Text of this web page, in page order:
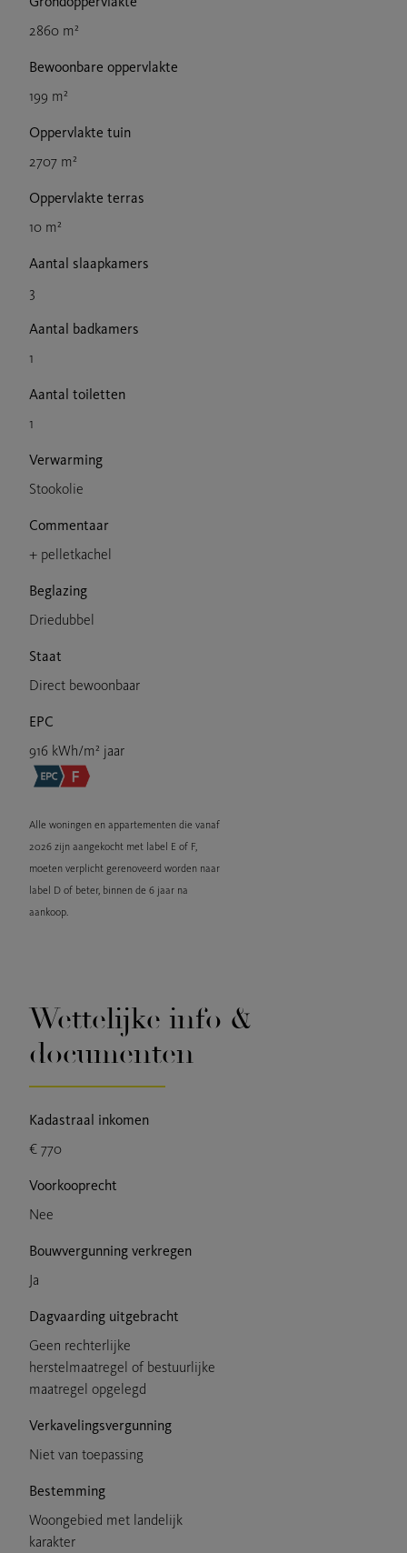
2860 m²
Bewoonbare oppervlakte
199 m²
Oppervlakte tuin
2707 m²
Oppervlakte terras
10 m²
Aantal slaapkamers
3
Aantal badkamers
1
Aantal toiletten
1
Verwarming
Stookolie
Commentaar
+ pelletkachel
Beglazing
Driedubbel
Staat
Direct bewoonbaar
EPC
916 kWh/m² jaar
Alle woningen en appartementen die vanaf
2026 zijn aangekocht met label E of F,
moeten verplicht gerenoveerd worden naar
label D of beter, binnen de 6 jaar na
aankoop.
Wettelijke info &
documenten
Kadastraal inkomen
€ 770
Voorkooprecht
Nee
Bouwvergunning verkregen
Ja
Dagvaarding uitgebracht
Geen rechterlijke
herstelmaatregel of bestuurlijke
maatregel opgelegd
Verkavelingsvergunning
Niet van toepassing
Bestemming
Woongebied met landelijk
karakter